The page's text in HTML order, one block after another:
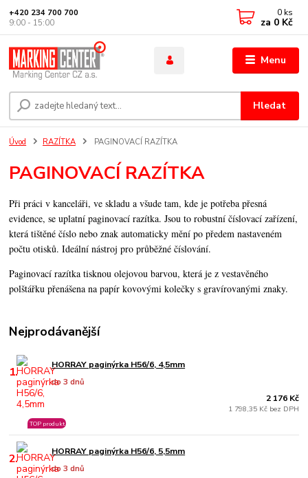
Menu
Hledat
+420 234 700 700
9:00 - 15:00
0 ks
za 0 Kč
Úvod RAZÍTKA PAGINOVACÍ RAZÍTKA
PAGINOVACÍ RAZÍTKA
Při práci v kanceláři, ve skladu a všude tam, kde je potřeba přesná
evidence, se uplatní paginovací razítka. Jsou to robustní číslovací zařízení,
která tištěné číslo nebo znak automaticky mění po předem nastaveném
počtu otisků. Ideální nástroj pro průběžné číslování.
Paginovací razítka tisknou olejovou barvou, která je z vestavěného
polštářku přenášena na papír kovovými kolečky s gravírovanými znaky.
Nejprodávanější
1. HORRAY paginýrka H56/6, 4,5mm
do 3 dnů
TOP produkt
2 176 Kč
1 798,35 Kč bez DPH
2. HORRAY paginýrka H56/6, 5,5mm
do 3 dnů